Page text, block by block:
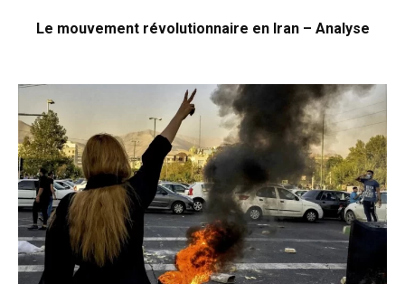
Le mouvement révolutionnaire en Iran – Analyse